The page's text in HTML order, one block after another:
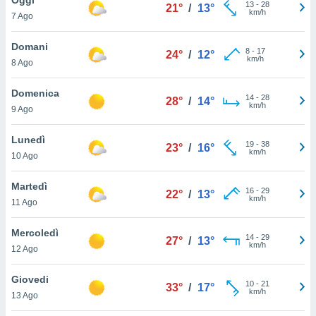
è
al sito
di
ci
di
il
un
la
nella
7 Ago
21° / 13° 13- 28
km/h
Domani
8 Ago
24° / 12° 8- 17
km/h
Domenica
9 Ago
28° / 14° 14- 28
km/h
Lunedì
10 Ago
23° / 16° 19- 38
km/h
Martedì
11 Ago
22° / 13° 16- 29
km/h
Mercoledì
12 Ago
27° / 13° 14- 29
km/h
Giovedi
13 Ago
33° / 17° 10- 21
km/h